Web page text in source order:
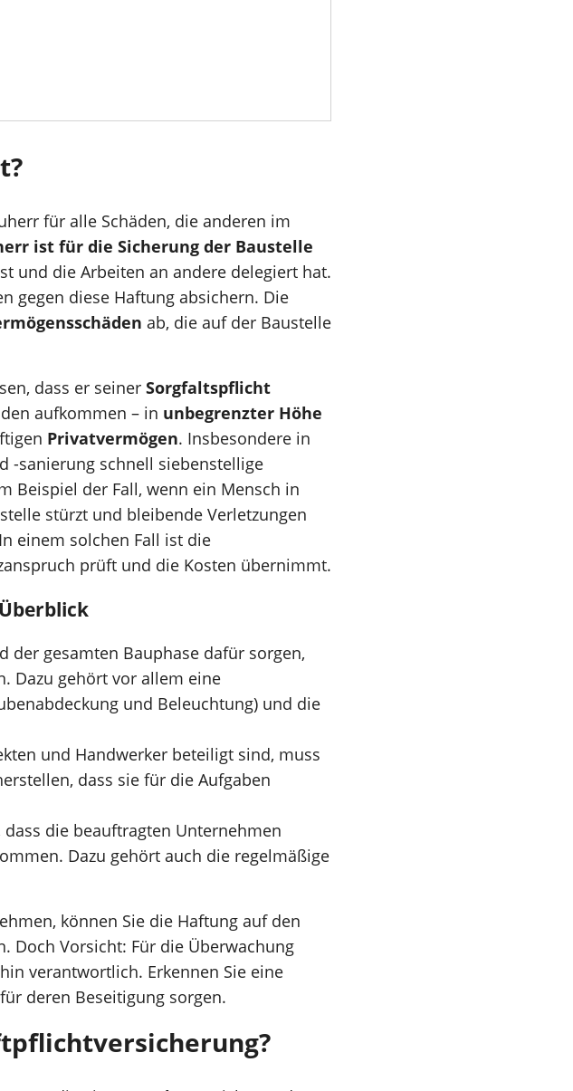
für alle Schäden, die anderen im
ist für die Sicherung der Baustelle
und die Arbeiten an andere delegiert hat.
gegen diese Haftung absichern. Die
ab, die auf der Baustelle
dass er seiner Sorgfaltspflicht
aufkommen – in unbegrenzter Höhe
Privatvermögen. Insbesondere in
-sanierung schnell siebenstellige
Beispiel der Fall, wenn ein Mensch in
stürzt und bleibende Verletzungen
einem solchen Fall ist die
prüft und die Kosten übernimmt.
der gesamten Bauphase dafür sorgen,
Dazu gehört vor allem eine
und Beleuchtung) und die
und Handwerker beteiligt sind, muss
dass sie für die Aufgaben
die beauftragten Unternehmen
Dazu gehört auch die regelmäßige
können Sie die Haftung auf den
Doch Vorsicht: Für die Überwachung
verantwortlich. Erkennen Sie eine
deren Beseitigung sorgen.